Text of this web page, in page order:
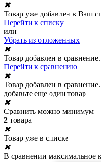
✖
Товар уже добавлен в Ваш
Перейти к списку
или
Убрать из отложенных
✖
Товар добавлен в сравнение.
Перейти к сравнению
✖
Товар добавлен в
добавьте еще один товар
✖
Сравнить можно минимум
2 товара
✖
Товар уже в списке
✖
В сравнении максимальное